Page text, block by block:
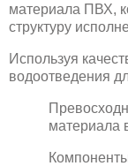
материала ПВХ,
структуру
Используя
водоотведения
материала